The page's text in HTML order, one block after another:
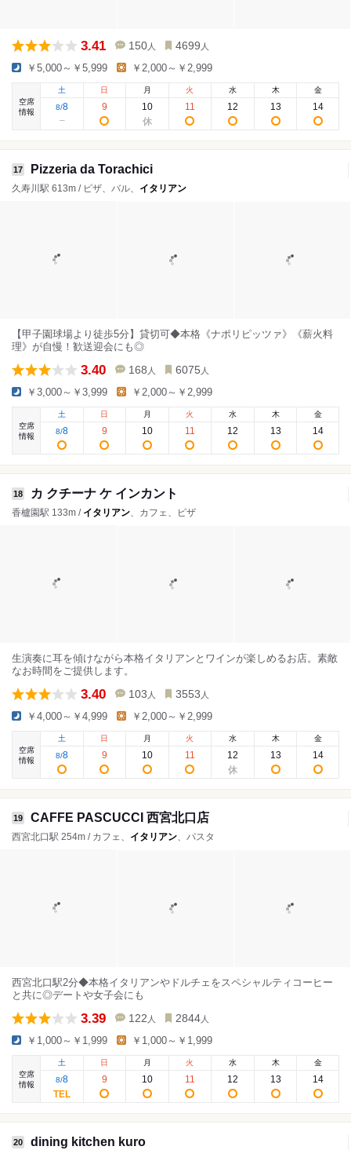
3.41 150 人 4699 人
￥5,000～￥5,999 ￥2,000～￥2,999
空席
情報
土
8/8
日
9
月
10
火
11
水
12
木
13
金
14
17 Pizzeria da Torachici
久寿川駅 613m / ピザ、バル、 イタリアン
【甲子園球場より徒歩5分】貸切可◆本格《ナポリピッツァ》《薪火料
理》が自慢！歓送迎会にも◎
3.40 168 人 6075 人
￥3,000～￥3,999 ￥2,000～￥2,999
空席
情報
土
8/8
日
9
月
10
火
11
水
12
木
13
金
14
18 カ クチーナ ケ インカント
香櫨園駅 133m / イタリアン、カフェ、ピザ
生演奏に耳を傾けながら本格イタリアンとワインが楽しめるお店。素敵
なお時間をご提供します。
3.40 103 人 3553 人
￥4,000～￥4,999 ￥2,000～￥2,999
空席
情報
土
8/8
日
9
月
10
火
11
水
12
木
13
金
14
19 CAFFE PASCUCCI 西宮北口店
西宮北口駅 254m / カフェ、 イタリアン、パスタ
西宮北口駅2分◆本格イタリアンやドルチェをスペシャルティコーヒー
と共に◎デートや女子会にも
3.39 122 人 2844 人
￥1,000～￥1,999 ￥1,000～￥1,999
空席
情報
土
8/8
日
9
月
10
火
11
水
12
木
13
金
14
20 dining kitchen kuro